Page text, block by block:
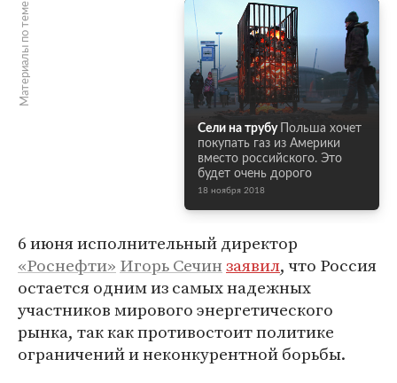
Материалы по теме
Сели на трубу
Польша хочет
покупать газ из Америки
вместо российского. Это
будет очень дорого
18 ноября 2018
6 июня исполнительный директор
«Роснефти» Игорь Сечинзаявил, что Россия
остается одним из самых надежных
участников мирового энергетического
рынка, так как противостоит политике
ограничений и неконкурентной борьбы.